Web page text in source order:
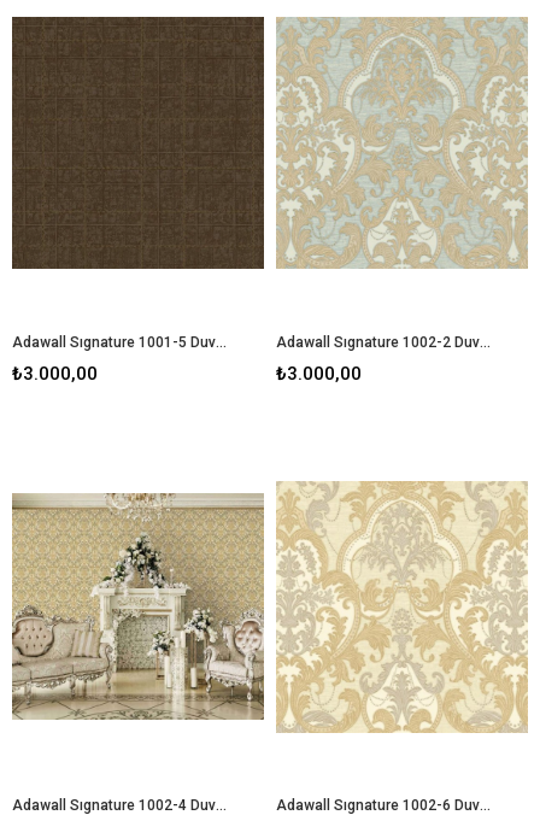
Adawall Sıgnature 1001-5 Duvar Kağıdı
₺3.000,00
Adawall Sıgnature 1002-2 Duvar Kağıdı
₺3.000,00
Adawall Sıgnature 1002-4 Duvar Kağıdı Adawall Sıgnature 1002-6 Duvar Kağıdı